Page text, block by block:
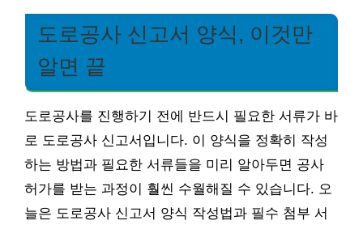
도로공사 신고서 양식, 이것만
알면 끝
도로공사를 진행하기 전에 반드시 필요한 서류가 바
로 도로공사 신고서입니다. 이 양식을 정확히 작성
하는 방법과 필요한 서류들을 미리 알아두면 공사
허가를 받는 과정이 훨씬 수월해질 수 있습니다. 오
늘은 도로공사 신고서 양식 작성법과 필수 첨부 서